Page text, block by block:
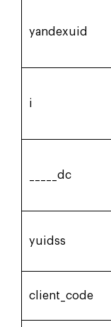
yandexuid
i
_____dc
yuidss
client_code